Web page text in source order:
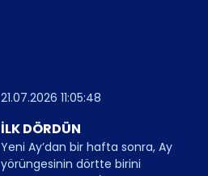
21.07.2026 11:05:48
İLK DÖRDÜN
Yeni Ay’dan bir hafta sonra, Ay
yörüngesinin dörtte birini